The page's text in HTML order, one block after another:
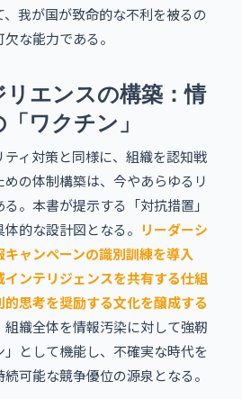
我が国が致命的な不利を被るの
な能力である。
リエンスの構築：情
ワクチン」
ティ対策と同様に、組織を認知戦
の体制構築は、今やあらゆるリ
。本書が提示する「対抗措置」
的な設計図となる。 リーダーシ
キャンペーンの識別訓練を導入
インテリジェンスを共有する仕組
思考を奨励する文化を醸成する
組織全体を情報汚染に対して強靭
」として機能し、不確実な時代を
可能な競争優位の源泉となる。